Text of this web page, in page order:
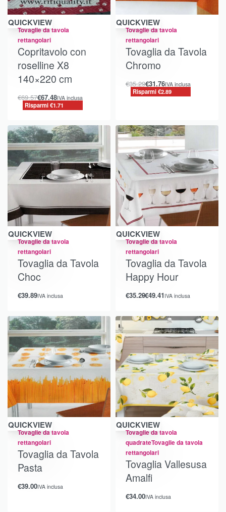
Risparmi €1.71
QUICKVIEW
Tovaglie da tavola
rettangolari
Copritavolo con
roselline X8
140×220 cm
€69.57€67.48IVA inclusa
Risparmi €1.71
Risparmi €2.89
QUICKVIEW
Tovaglie da tavola
rettangolari
Tovaglia da Tavola
Chromo
€35.29€31.76IVA inclusa
Risparmi €2.89
QUICKVIEW
Tovaglie da tavola
rettangolari
Tovaglia da Tavola
Choc
€39.89IVA inclusa
QUICKVIEW
Tovaglie da tavola
rettangolari
Tovaglia da Tavola
Happy Hour
€35.29€49.41 IVA inclusa
QUICKVIEW
Tovaglie da tavola
rettangolari
Tovaglia da Tavola
Pasta
€39.00IVA inclusa
QUICKVIEW
Tovaglie da tavola
quadrateTovaglie da tavola
rettangolari
Tovaglia Vallesusa
Amalfi
€34.00IVA inclusa